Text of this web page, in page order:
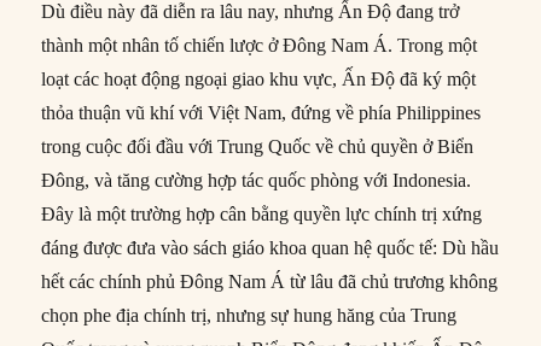
Dù điều này đã diễn ra lâu nay, nhưng Ấn Độ đang trở
thành một nhân tố chiến lược ở Đông Nam Á. Trong một
loạt các hoạt động ngoại giao khu vực, Ấn Độ đã ký một
thỏa thuận vũ khí với Việt Nam, đứng về phía Philippines
trong cuộc đối đầu với Trung Quốc về chủ quyền ở Biển
Đông, và tăng cường hợp tác quốc phòng với Indonesia.
Đây là một trường hợp cân bằng quyền lực chính trị xứng
đáng được đưa vào sách giáo khoa quan hệ quốc tế: Dù hầu
hết các chính phủ Đông Nam Á từ lâu đã chủ trương không
chọn phe địa chính trị, nhưng sự hung hăng của Trung